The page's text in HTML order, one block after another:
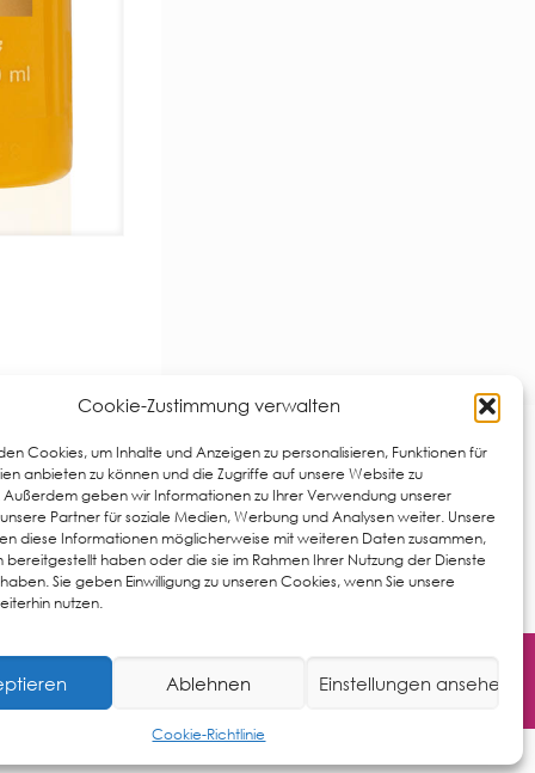
Cookie-Zustimmung verwalten
Cookies, um Inhalte und Anzeigen zu personalisieren, Funktionen für
anbieten zu können und die Zugriffe auf unsere Website zu
Außerdem geben wir Informationen zu Ihrer Verwendung unserer
Partner für soziale Medien, Werbung und Analysen weiter. Unsere
diese Informationen möglicherweise mit weiteren Daten zusammen,
bereitgestellt haben oder die sie im Rahmen Ihrer Nutzung der Dienste
Sie geben Einwilligung zu unseren Cookies, wenn Sie unsere
nutzen.
Ablehnen Einstellungen ansehen
Cookie-Richtlinie
Öffnungszeiten
Dienstag - Freitag
09.00 - 20.00 Uhr